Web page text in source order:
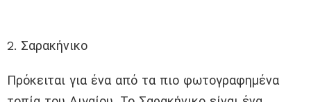
2. Σαρακήνικο
Πρόκειται για ένα από τα πιο φωτογραφημένα